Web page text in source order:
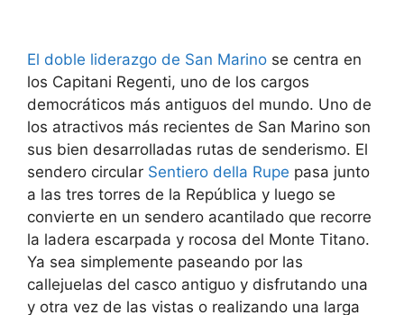
El doble liderazgo de San Marino se centra en
los Capitani Regenti, uno de los cargos
democráticos más antiguos del mundo. Uno de
los atractivos más recientes de San Marino son
sus bien desarrolladas rutas de senderismo. El
sendero circular Sentiero della Rupe pasa junto
a las tres torres de la República y luego se
convierte en un sendero acantilado que recorre
la ladera escarpada y rocosa del Monte Titano.
Ya sea simplemente paseando por las
callejuelas del casco antiguo y disfrutando una
y otra vez de las vistas o realizando una larga